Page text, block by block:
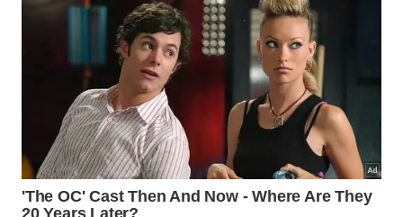
em 2 ou 3 séries. Se ainda estiver pesado demais, a
versão assistida, com toque da mão na parede ou
uso de cadeira mais alta, já cria estímulo suficiente
para pernas, quadríceps e glúteos.
Com o tempo, a progressão pode vir pela redução
da altura do assento, pela pausa no fundo do
movimento ou pelo controle maior da descida. Para
quem monta treino doméstico focado em pernas,
força e articulações preservadas, esse exercício